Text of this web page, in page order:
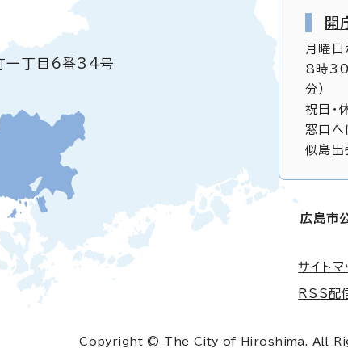
一丁目6番34号
開
月曜日
8時30
分）
祝日・
窓口へ
似島出
広島市
サイトマ
RSS配
Copyright © The City of Hiroshima. All